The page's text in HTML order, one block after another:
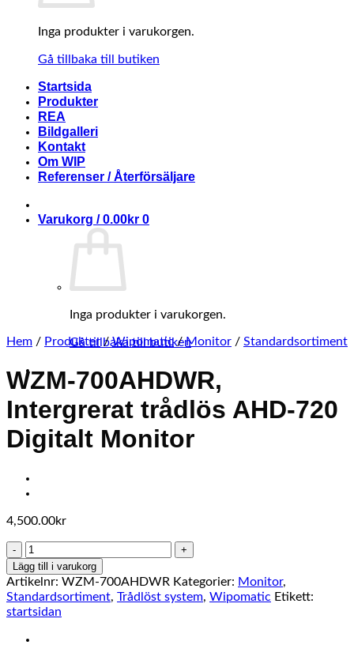
Inga produkter i varukorgen.
Gå tillbaka till butiken
Startsida
Produkter
REA
Bildgalleri
Kontakt
Om WIP
Referenser / Återförsäljare
Varukorg /0.00kr 0
Inga produkter i varukorgen.
Gå tillbaka till butiken
Hem / Produkter / Wipomatic / Monitor / Standardsortiment
WZM-700AHDWR,
Intergrerat trådlös AHD-720
Digitalt Monitor
4,500.00kr
WZM-
700AHDWR,
Intergrerat
trådlös
AHD-
Digitalt
Lägg till i varukorg
Artikelnr: WZM-700AHDWR Kategorier: Monitor,
Standardsortiment, Trådlöst system, Wipomatic Etikett:
startsidan